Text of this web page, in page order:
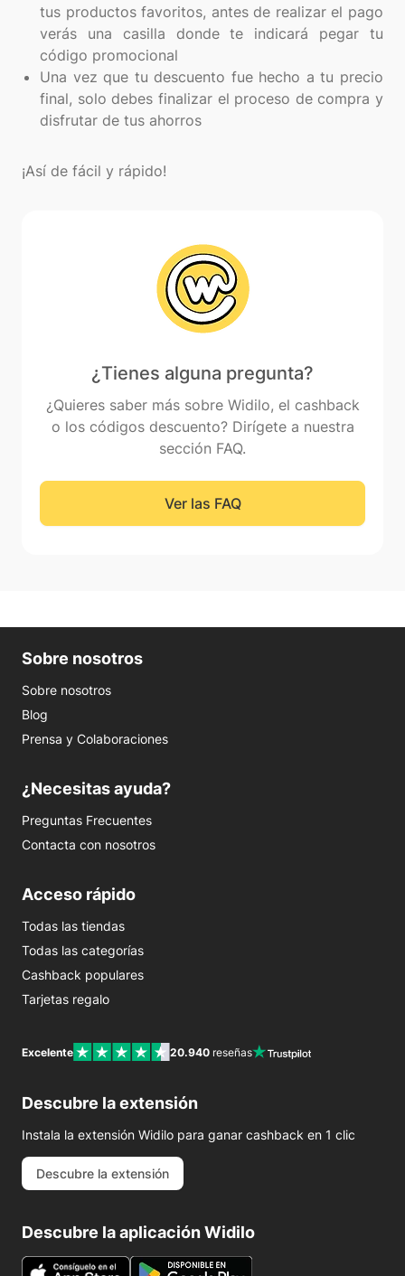
tus productos favoritos, antes de realizar el pago
verás una casilla donde te indicará pegar tu
código promocional
Una vez que tu descuento fue hecho a tu precio
final, solo debes finalizar el proceso de compra y
disfrutar de tus ahorros
¿Tienes alguna pregunta?
¿Quieres saber más sobre Widilo, el cashback
o los códigos descuento? Dirígete a nuestra
sección FAQ.
Ver las FAQ
Sobre nosotros
Sobre nosotros
Blog
Prensa y Colaboraciones
¿Necesitas ayuda?
Preguntas Frecuentes
Contacta con nosotros
Acceso rápido
Todas las tiendas
Todas las categorías
Cashback populares
Tarjetas regalo
Excelente 20.940 reseñas
Descubre la extensión
Instala la extensión Widilo para ganar cashback en 1 clic
Descubre la extensión
Descubre la aplicación Widilo